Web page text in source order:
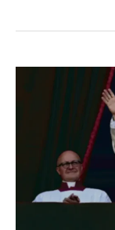
ঘন্টা
যুদ্ধবিরতিতে
সম্মতি